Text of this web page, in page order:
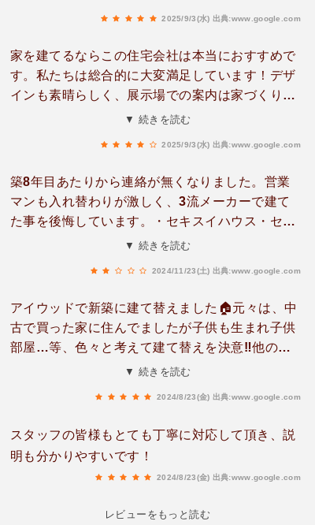
した。総合的に大満足の体験です。
2025/9/3(水) 出典:www.google.com
家を建てるならこの住宅会社は本当におすすめで
す。私たちは総合的に大変満足しています！デザ
インも素晴らしく、展示場での案内は家づくりの
参考になりました。図面を通じてイメージが具体
動。連絡のタイミングも的確で、職人さんたちの
マナーも抜群。過程を通じてプロフェッショナル
さを感じられ、安心して任せられると思います！
▼ 続きを読む
2025/9/3(水) 出典:www.google.com
築8年目あたりから連絡が無くなりました。営業
マンも入れ替わりが激しく、3流メーカーで建て
た事を後悔しています。・セキスイハウス・セキ
スイハイム・ダイワハウス価格は高いですがが間
▼ 続きを読む
2024/11/23(土) 出典:www.google.com
アイウッドで新築に建て替えました🏠元々は、中
古で買った家に住んでましたが子供も生まれ子供
部屋…等、色々と考えて建て替えを決意‼️他の住
宅メーカーも観たりしてきたけどアイウッドに頼
と思います‼️アイウッドは100点‼️おすすめです👍
▼ 続きを読む
2024/8/23(金) 出典:www.google.com
スタッフの皆様もとても丁寧に対応して頂き、説
明も分かりやすいです！
2024/8/23(金) 出典:www.google.com
レビューをもっと読む